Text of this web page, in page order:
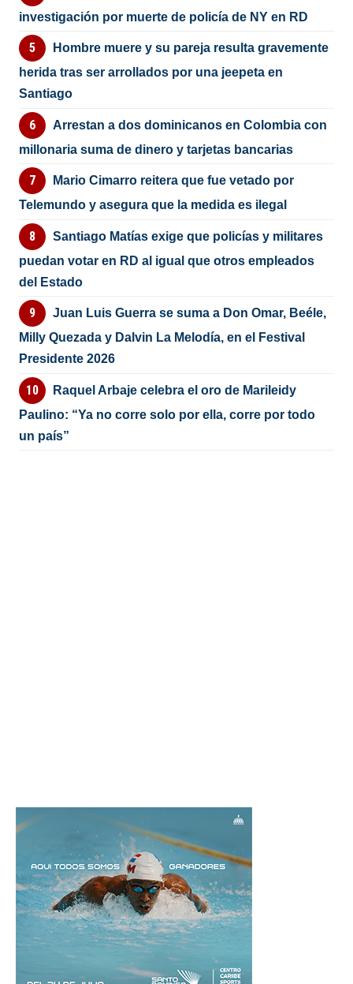
investigación por muerte de policía de NY en RD
Hombre muere y su pareja resulta gravemente
herida tras ser arrollados por una jeepeta en
Santiago
Arrestan a dos dominicanos en Colombia con
millonaria suma de dinero y tarjetas bancarias
Mario Cimarro reitera que fue vetado por
Telemundo y asegura que la medida es ilegal
Santiago Matías exige que policías y militares
puedan votar en RD al igual que otros empleados
del Estado
Juan Luis Guerra se suma a Don Omar, Beéle,
Milly Quezada y Dalvin La Melodía, en el Festival
Presidente 2026
Raquel Arbaje celebra el oro de Marileidy
Paulino: “Ya no corre solo por ella, corre por todo
un país”